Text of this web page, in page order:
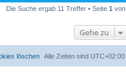
Die Suche ergab 11 Treffer • Seite 1 von
Gehe zu
Alle Zeiten sind UTC+02:00
löschen